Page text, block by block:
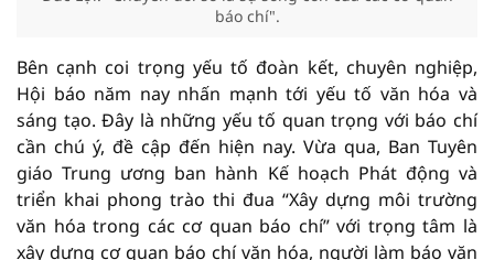
báo chí".
Bên cạnh coi trọng yếu tố đoàn kết, chuyên nghiệp,
Hội báo năm nay nhấn mạnh tới yếu tố văn hóa và
sáng tạo. Đây là những yếu tố quan trọng với báo chí
cần chú ý, đề cập đến hiện nay. Vừa qua, Ban Tuyên
giáo Trung ương ban hành Kế hoạch Phát động và
triển khai phong trào thi đua “Xây dựng môi trường
văn hóa trong các cơ quan báo chí” với trọng tâm là
xây dựng cơ quan báo chí văn hóa, người làm báo văn